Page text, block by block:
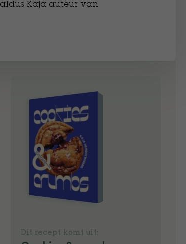
Kaja auteur van
Dit recept komt uit: